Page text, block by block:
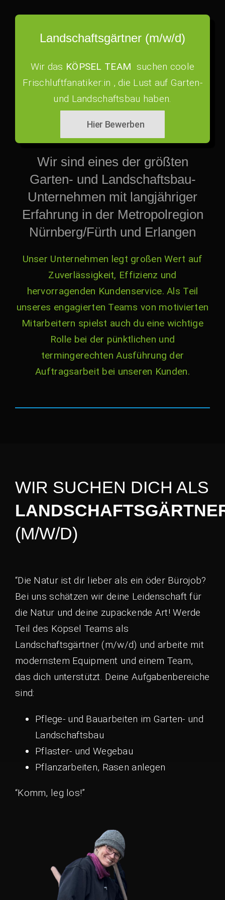
Landschaftsgärtner (m/w/d)
Wir das KÖPSEL TEAM suchen coole
Frischluftfanatiker:in , die Lust auf Garten-
und Landschaftsbau haben.
Hier Bewerben
Wir sind eines der größten
Garten- und Landschaftsbau-
Unternehmen mit langjähriger
Erfahrung in der Metropolregion
Nürnberg/Fürth und Erlangen
Unser Unternehmen legt großen Wert auf
Zuverlässigkeit, Effizienz und
hervorragenden Kundenservice. Als Teil
unseres engagierten Teams von motivierten
Mitarbeitern spielst auch du eine wichtige
Rolle bei der pünktlichen und
termingerechten Ausführung der
Auftragsarbeit bei unseren Kunden.
WIR SUCHEN DICH ALS
(M/W/D)
“Die Natur ist dir lieber als ein öder Bürojob?
Bei uns schätzen wir deine Leidenschaft für
die Natur und deine zupackende Art! Werde
Teil des Köpsel Teams als
Landschaftsgärtner (m/w/d) und arbeite mit
modernstem Equipment und einem Team,
das dich unterstützt. Deine Aufgabenbereiche
sind:
Pflege- und Bauarbeiten im Garten- und
Landschaftsbau
Pflaster- und Wegebau
Pflanzarbeiten, Rasen anlegen
“Komm, leg los!”